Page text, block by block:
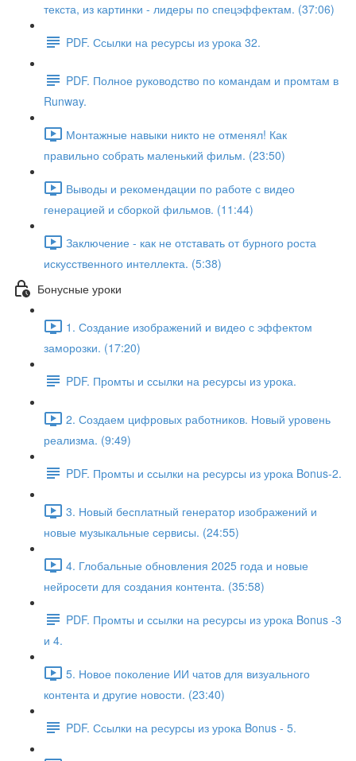
текста, из картинки - лидеры по спецэффектам. (37:06)
PDF. Ссылки на ресурсы из урока 32.
PDF. Полное руководство по командам и промтам в
Runway.
Монтажные навыки никто не отменял! Как
правильно собрать маленький фильм. (23:50)
Выводы и рекомендации по работе с видео
генерацией и сборкой фильмов. (11:44)
Заключение - как не отставать от бурного роста
искусственного интеллекта. (5:38)
Бонусные уроки
1. Создание изображений и видео с эффектом
заморозки. (17:20)
PDF. Промты и ссылки на ресурсы из урока.
2. Создаем цифровых работников. Новый уровень
реализма. (9:49)
PDF. Промты и ссылки на ресурсы из урока Bonus-2.
3. Новый бесплатный генератор изображений и
новые музыкальные сервисы. (24:55)
4. Глобальные обновления 2025 года и новые
нейросети для создания контента. (35:58)
PDF. Промты и ссылки на ресурсы из урока Bonus -3
и 4.
5. Новое поколение ИИ чатов для визуального
контента и другие новости. (23:40)
PDF. Ссылки на ресурсы из урока Bonus - 5.